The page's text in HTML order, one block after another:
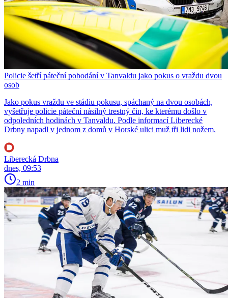
Policie šetří páteční pobodání v Tanvaldu jako pokus o vraždu dvou
osob
Jako pokus vraždu ve stádiu pokusu, spáchaný na dvou osobách,
vyšetřuje policie páteční násilný trestný čin, ke kterému došlo v
odpoledních hodinách v Tanvaldu. Podle informací Liberecké
Drbny napadl v jednom z domů v Horské ulici muž tři lidi nožem.
Liberecká Drbna
dnes, 09:53
2 min